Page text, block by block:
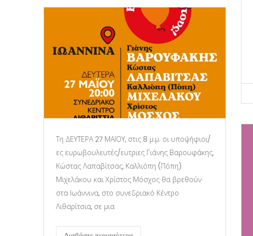
Τη ΔΕΥΤΕΡΑ 27 ΜΑΪΟΥ, στις 8 μ.μ. οι υποψήφιοι/
ες ευρωβουλευτές/ευτριες Γιάνης Βαρουφάκης,
Κώστας Λαπαβίτσας, Καλλιόπη (Πόπη)
Μιχελάκου και Χρίστος Μόσχος θα βρεθούν
στα Ιωάννινα, στο συνεδριακό Κέντρο
Λιθαρίτσια, σε μια